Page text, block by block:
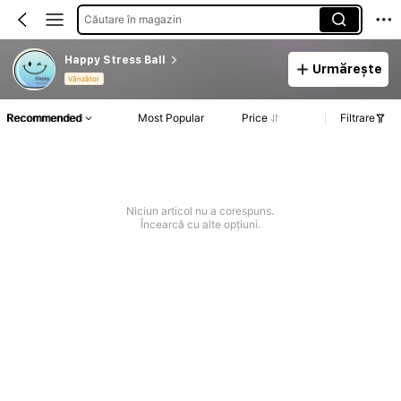
Căutare în magazin
Happy Stress Ball
Vânzător
Urmărește
Recommended Most Popular Price Filtrare
Niciun articol nu a corespuns.
Încearcă cu alte opțiuni.